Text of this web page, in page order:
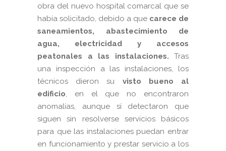
obra del nuevo hospital comarcal que se
había solicitado, debido a que carece de
saneamientos, abastecimiento de
agua, electricidad y accesos
peatonales a las instalaciones. Tras
una inspección a las instalaciones, los
técnicos dieron su visto bueno al
edificio , en el que no encontraron
anomalías, aunque sí detectaron que
siguen sin resolverse servicios básicos
para que las instalaciones puedan entrar
en funcionamiento y prestar servicio a los